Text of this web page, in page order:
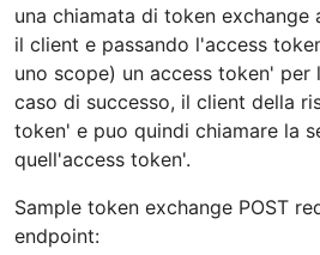
una chiamata di token exchange
il client e passando l'access
uno scope) un access token' per
caso di successo, il client della
token' e puo quindi chiamare la
quell'access token'.
Sample token exchange POST
endpoint: